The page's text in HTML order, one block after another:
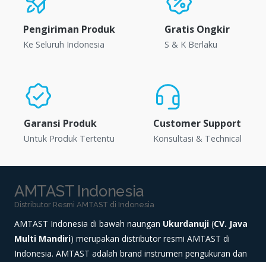
Pengiriman Produk
Ke Seluruh Indonesia
Gratis Ongkir
S & K Berlaku
Garansi Produk
Untuk Produk Tertentu
Customer Support
Konsultasi & Technical
AMTAST Indonesia
Distributor Resmi AMTAST di Indonesia
AMTAST Indonesia di bawah naungan Ukurdanuji (CV. Java
Multi Mandiri) merupakan distributor resmi AMTAST di
Indonesia. AMTAST adalah brand instrumen pengukuran dan